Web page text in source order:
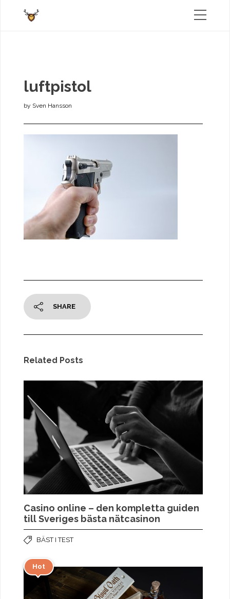
luftpistol
by Sven Hansson
SHARE
Related Posts
Casino online – den kompletta guiden
till Sveriges bästa nätcasinon
BÄST I TEST
Hot